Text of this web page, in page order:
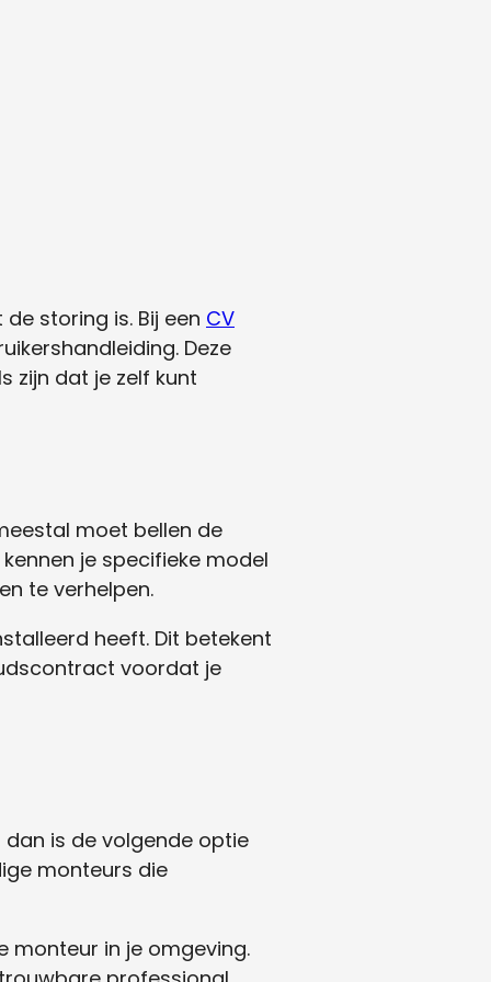
storing is. Bij een CV
Deze
zijn dat je zelf kunt
moet bellen de
je specifieke model
te verhelpen.
heeft. Dit betekent
voordat je
is de volgende optie
monteurs die
monteur in je omgeving.